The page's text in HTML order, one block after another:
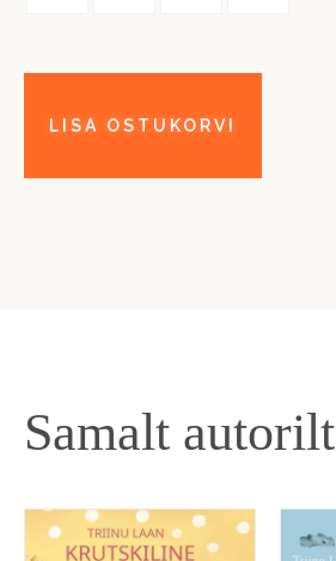
Samalt autorilt